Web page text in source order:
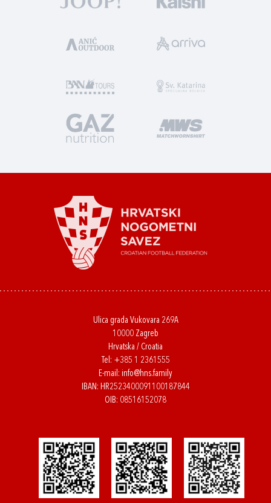
Ulica grada Vukovara 269A
10000 Zagreb
Hrvatska / Croatia
Tel: +385 1 2361555
E-mail: info@hns.family
IBAN: HR2523400091100187844
OIB: 08516152078